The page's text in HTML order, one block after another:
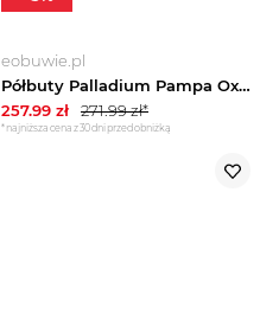
eobuwie.pl
Półbuty Palladium Pampa Oxford 02351-210-M Beżowy
257.99 zł 271.99zł*
*najniższa cena z 30 dni przed obniżką